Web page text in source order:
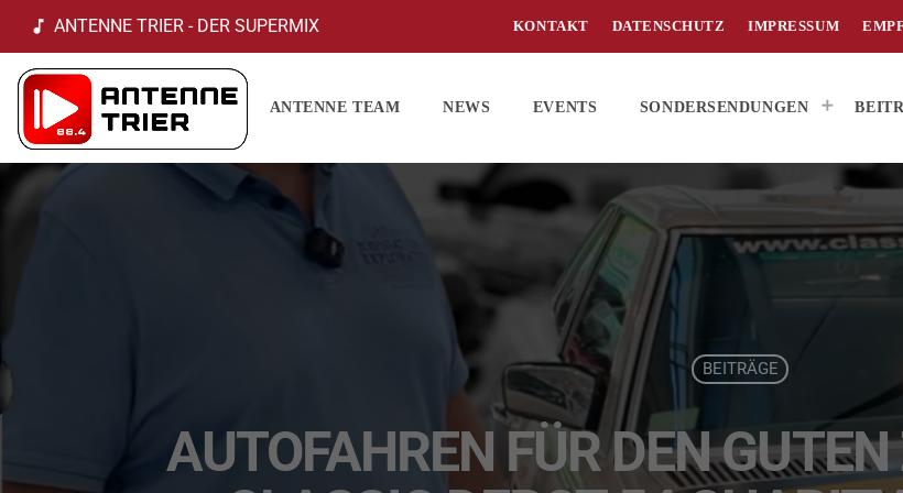
music_note ANTENNE TRIER - DER SUPERMIX KONTAKT DATENSCHUTZ IMPRESSUM
ANTENNE TEAM NEWS EVENTS SONDERSENDUNGEN
BEITRÄGE
AUTOFAHREN FÜR DEN